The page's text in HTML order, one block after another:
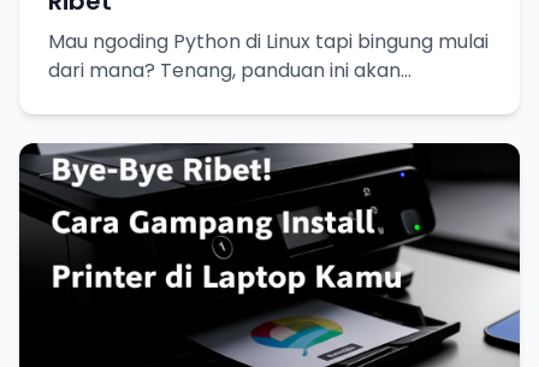
Mau ngoding Python di Linux tapi bingung mulai
dari mana? Tenang, panduan ini akan